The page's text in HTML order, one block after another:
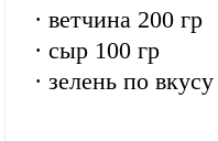
· ветчина 200 гр
· сыр 100 гр
· зелень по вкусу